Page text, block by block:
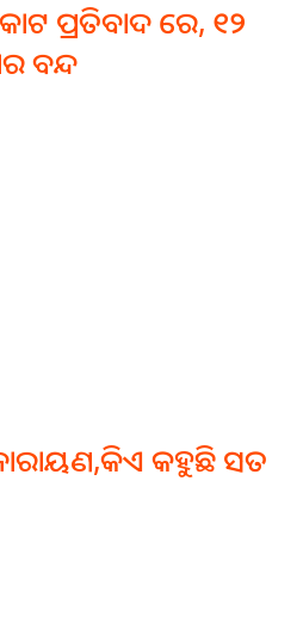
ପ୍ରତିବାଦ ରେ, ୧୨
ବନ୍ଦ
କହୁଛି ସତ